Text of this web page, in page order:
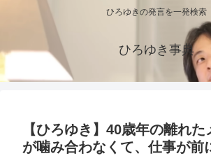
ひろゆきの発言を一発検索
ひろゆき事典
【ひろゆき】40歳年の離れ
が噛み合わなくて、仕事が前